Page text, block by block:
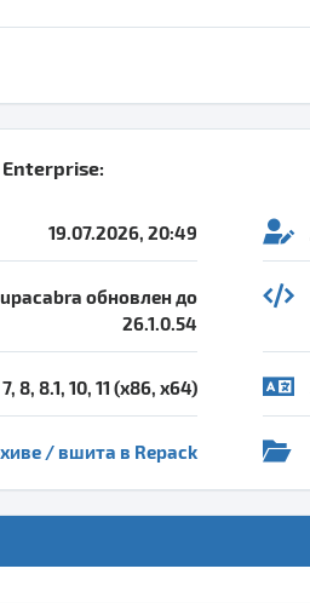
Enterprise:
19.07.2026, 20:49
обновлен до
26.1.0.54
8, 8.1, 10, 11 (x86, x64)
/ вшита в Repack